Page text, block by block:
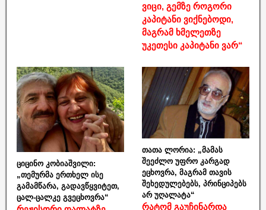
ვიცი, გემზე როგორი
კაპიტანი ვიქნებოდი,
მაგრამ ხმელეთზე
უკეთესი კაპიტანი ვარ“
ციცინო კობიაშვილი:
„თემურმა ერთხელ ისე
გამამწარა, გადავწყვიტეთ,
ცალ-ცალკე გვეცხოვრა“
თათა ლორია: „მამას
შეეძლო უფრო კარგად
ეცხოვრა, მაგრამ თავის
შეხედულებებს, პრინციპებს
არ უღალატა“
რატომ გაუჩინარდა